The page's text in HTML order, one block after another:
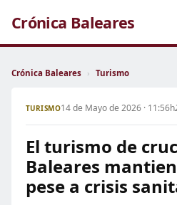
Crónica Baleares
Crónica Baleares › Turismo
TURISMO14 de Mayo de 2026 · 11:56h
El turismo de
Baleares
pese a crisis